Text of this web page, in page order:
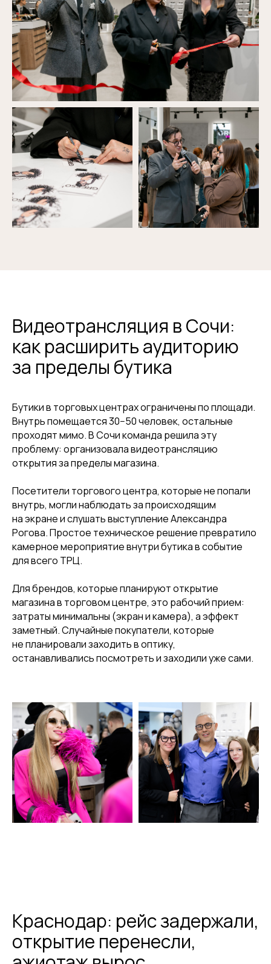
Видеотрансляция в Сочи:
как расширить аудиторию
за пределы бутика
Бутики в торговых центрах ограничены по площади.
Внутрь помещается 30−50 человек, остальные
проходят мимо. В Сочи команда решила эту
проблему: организовала видеотрансляцию
открытия за пределы магазина.
Посетители торгового центра, которые не попали
внутрь, могли наблюдать за происходящим
на экране и слушать выступление Александра
Рогова. Простое техническое решение превратило
камерное мероприятие внутри бутика в событие
для всего ТРЦ.
Для брендов, которые планируют открытие
магазина в торговом центре, это рабочий прием:
затраты минимальны (экран и камера), а эффект
заметный. Случайные покупатели, которые
не планировали заходить в оптику,
останавливались посмотреть и заходили уже сами.
Краснодар: рейс задержали,
открытие перенесли,